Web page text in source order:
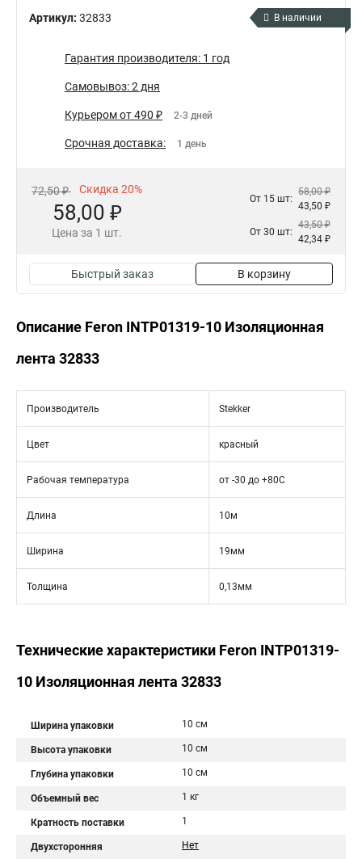
Артикул: 32833 В наличии
Гарантия производителя: 1 год
Самовывоз: 2 дня
Курьером от 490 ₽ 2-3 дней
Срочная доставка: 1 день
72,50 ₽ Скидка 20%
58,00 ₽
Цена за 1 шт.
От 15 шт:
58,00 ₽
43,50 ₽
От 30 шт:
43,50 ₽
42,34 ₽
Быстрый заказ В корзину
Описание Feron INTP01319-10 Изоляционная
лента 32833
Производитель Stekker
Цвет красный
Рабочая температура от -30 до +80С
Длина 10м
Ширина 19мм
Толщина 0,13мм
Технические характеристики Feron INTP01319-
10 Изоляционная лента 32833
Ширина упаковки 10 см
Высота упаковки 10 см
Глубина упаковки 10 см
Объемный вес 1 кг
Кратность поставки 1
Двухсторонняя Нет